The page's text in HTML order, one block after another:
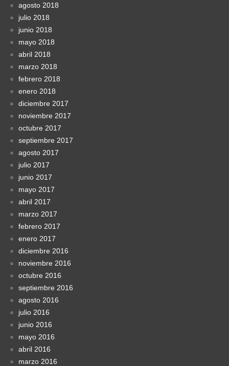
agosto 2018
julio 2018
junio 2018
mayo 2018
abril 2018
marzo 2018
febrero 2018
enero 2018
diciembre 2017
noviembre 2017
octubre 2017
septiembre 2017
agosto 2017
julio 2017
junio 2017
mayo 2017
abril 2017
marzo 2017
febrero 2017
enero 2017
diciembre 2016
noviembre 2016
octubre 2016
septiembre 2016
agosto 2016
julio 2016
junio 2016
mayo 2016
abril 2016
marzo 2016